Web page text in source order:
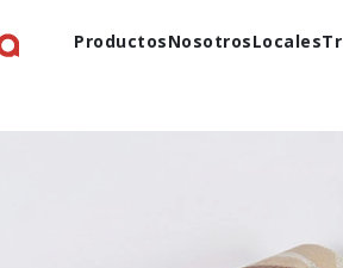
ProductosNosotrosLocales